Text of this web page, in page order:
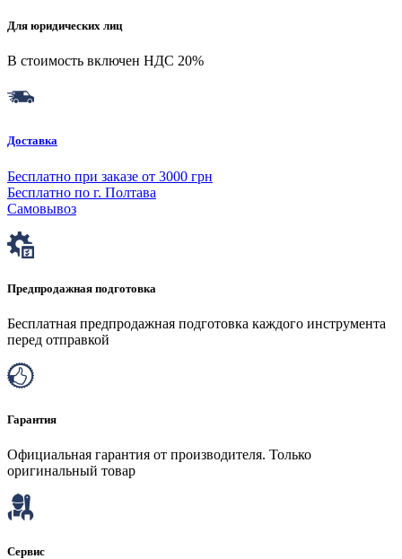
Для юридических лиц
В стоимость включен НДС 20%
Доставка
Бесплатно при заказе от 3000 грн
Бесплатно по г. Полтава
Самовывоз
Предпродажная подготовка
Бесплатная предпродажная подготовка каждого инструмента
перед отправкой
Гарантия
Официальная гарантия от производителя. Только
оригинальный товар
Сервис